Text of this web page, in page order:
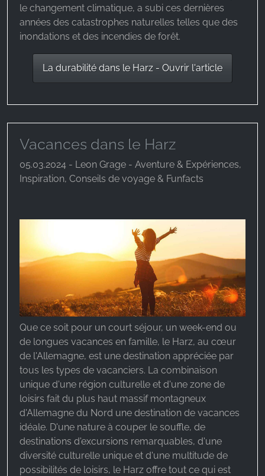
le changement climatique, a subi ces dernières
années des catastrophes naturelles telles que des
inondations et des incendies de forêt.
La durabilité dans le Harz - Ouvrir l'article
Vacances dans le Harz
05.03.2024 - Leon Grage - Aventure & Expériences,
Inspiration, Conseils de voyage & Funfacts
Que ce soit pour un court séjour, un week-end ou
de longues vacances en famille, le Harz, au cœur
de l'Allemagne, est une destination appréciée par
tous les types de vacanciers. La combinaison
unique d'une région culturelle et d'une zone de
loisirs fait du plus haut massif montagneux
d'Allemagne du Nord une destination de vacances
idéale. D'une nature à couper le souffle, de
destinations d'excursions remarquables, d'une
diversité culturelle unique et d'une multitude de
possibilités de loisirs, le Harz offre tout ce qui est